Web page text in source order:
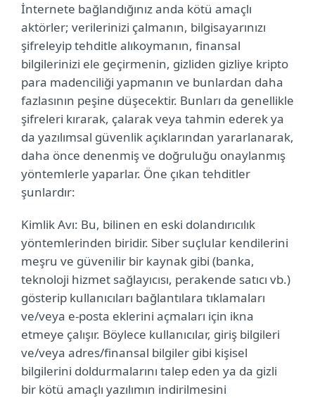
İnternete bağlandığınız anda kötü amaçlı
aktörler; verilerinizi çalmanın, bilgisayarınızı
şifreleyip tehditle alıkoymanın, finansal
bilgilerinizi ele geçirmenin, gizliden gizliye kripto
para madenciliği yapmanın ve bunlardan daha
fazlasının peşine düşecektir. Bunları da genellikle
şifreleri kırarak, çalarak veya tahmin ederek ya
da yazılımsal güvenlik açıklarından yararlanarak,
daha önce denenmiş ve doğruluğu onaylanmış
yöntemlerle yaparlar. Öne çıkan tehditler
şunlardır:
Kimlik Avı: Bu, bilinen en eski dolandırıcılık
yöntemlerinden biridir. Siber suçlular kendilerini
meşru ve güvenilir bir kaynak gibi (banka,
teknoloji hizmet sağlayıcısı, perakende satıcı vb.)
gösterip kullanıcıları bağlantılara tıklamaları
ve/veya e-posta eklerini açmaları için ikna
etmeye çalışır. Böylece kullanıcılar, giriş bilgileri
ve/veya adres/finansal bilgiler gibi kişisel
bilgilerini doldurmalarını talep eden ya da gizli
bir kötü amaçlı yazılımın indirilmesini